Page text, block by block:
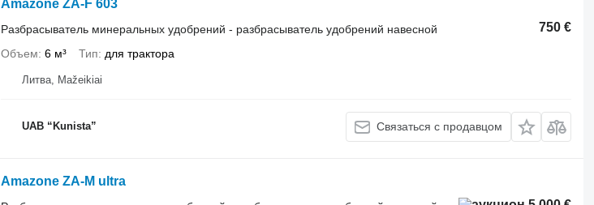
Amazone ZA-F 603
750 €
Разбрасыватель минеральных удобрений - разбрасыватель удобрений навесной
Объем 6 м³ Тип для трактора
Литва, Mažeikiai
UAB “Kunista” Связаться с продавцом
Amazone ZA-M ultra